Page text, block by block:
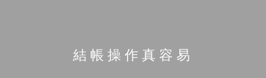
結帳操作真容易